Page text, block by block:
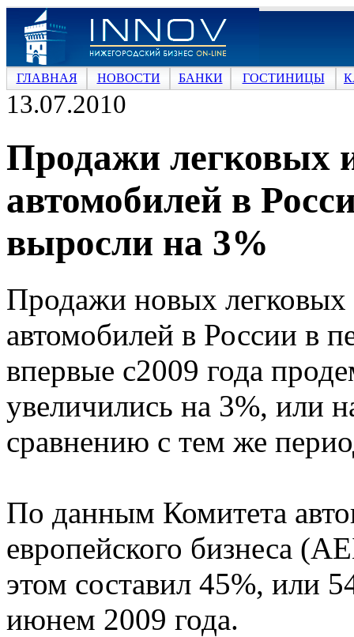
ГЛАВНАЯ НОВОСТИ БАНКИ ГОСТИНИЦЫ
13.07.2010
Продажи легковых
автомобилей в
выросли на 3%
Продажи новых легковых
автомобилей в России в
впервые с2009 года
увеличились на 3%, или
сравнению с тем же
По данным Комитета
европейского бизнеса
этом составил 45%, или
июнем 2009 года.